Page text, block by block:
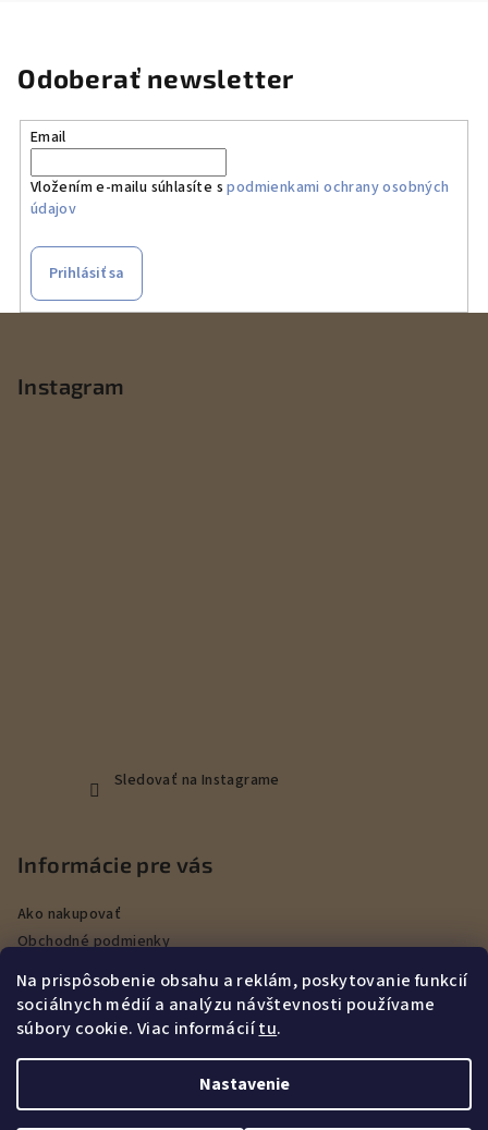
Na prispôsobenie obsahu a reklám, poskytovanie funkcií
sociálnych médií a analýzu návštevnosti používame
súbory cookie. Viac informáciítu.
Nastavenie
Odoberať newsletter
Email
Vložením e-mailu súhlasíte spodmienkami ochrany osobných
údajov
Prihlásiť sa
Instagram
Sledovať na Instagrame
Informácie pre vás
Ako nakupovať
Obchodné podmienky
Podmienky ochrany osobných údajov
Veľkoobchod
Kontakty